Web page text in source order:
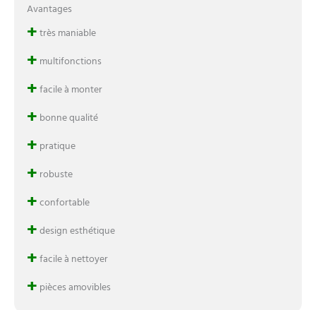
Avantages
+très maniable
+ multifonctions
+facile à monter
+ bonne qualité
+ pratique
+ robuste
+confortable
+design esthétique
+facile à nettoyer
+ pièces amovibles